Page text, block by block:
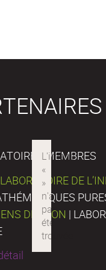
MEMBRES
LABORATOIRE DE
DE LYON |